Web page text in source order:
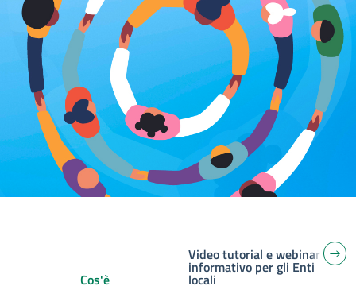
Cos'è
Video tutorial e webinar
informativo per gli Enti
locali